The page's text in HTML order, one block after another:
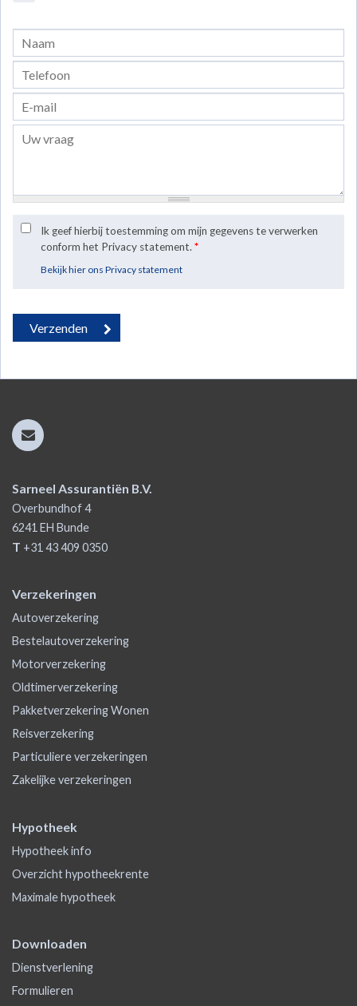
Ik geef hierbij toestemming om mijn gegevens te verwerken
conform het Privacy statement. *
Bekijk hier ons Privacy statement
Sarneel Assurantiën B.V.
Overbundhof 4
6241 EH Bunde
T +31 43 409 0350
Verzekeringen
Autoverzekering
Bestelautoverzekering
Motorverzekering
Oldtimerverzekering
Pakketverzekering Wonen
Reisverzekering
Particuliere verzekeringen
Zakelijke verzekeringen
Hypotheek
Hypotheek info
Overzicht hypotheekrente
Maximale hypotheek
Downloaden
Dienstverlening
Formulieren